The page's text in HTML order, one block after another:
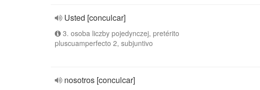
Usted [conculcar]
3. osoba liczby pojedynczej, pretérito
pluscuamperfecto 2, subjuntivo
nosotros [conculcar]